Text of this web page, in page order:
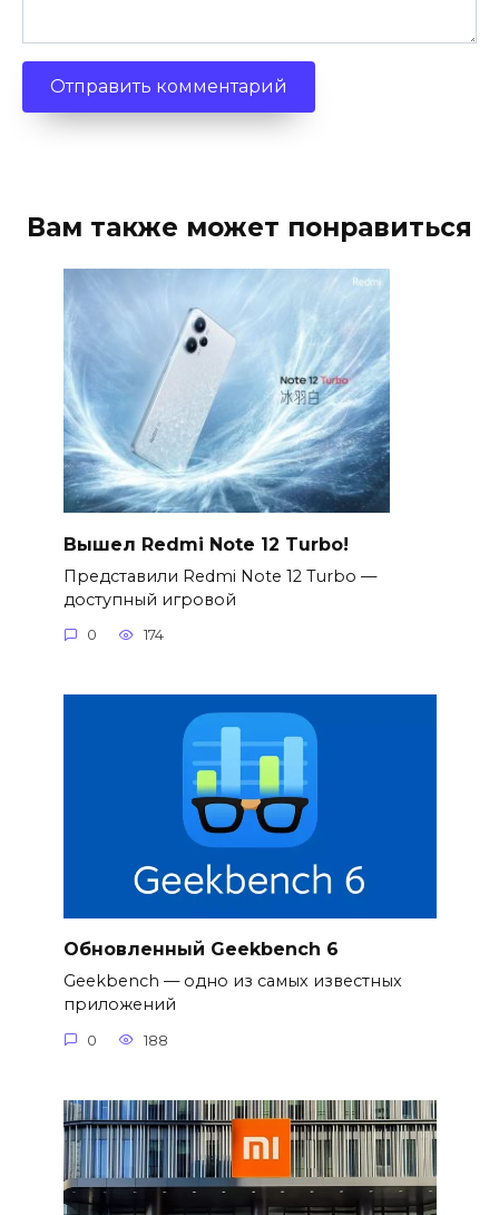
Вам также может понравиться
Вышел Redmi Note 12 Turbo!
Представили Redmi Note 12 Turbo —
доступный игровой
0 174
Обновленный Geekbench 6
Geekbench — одно из самых известных
приложений
0 188